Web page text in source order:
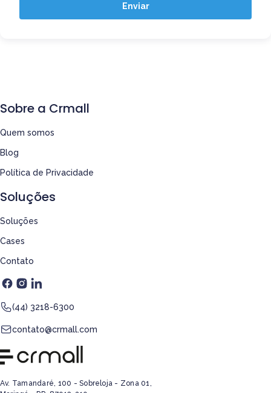
Enviar
Av. Tamandaré, 100 - Sobreloja - Zona 01,
Soluções
Soluções
Cases
Contato
Sobre a Crmall
Quem somos
Blog
Política de Privacidade
(44) 3218-6300
contato@crmall.com